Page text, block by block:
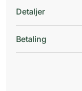
Detaljer
Betaling